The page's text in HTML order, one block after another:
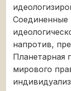
Соединенные
напротив,
Планетарная
мирового